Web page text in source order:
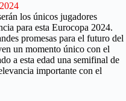
los únicos jugadores
para esta Eurocopa 2024.
promesas para el futuro del
un momento único con el
a esta edad una semifinal de
importante con el